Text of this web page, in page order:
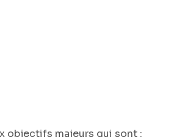
objectifs majeurs qui sont :